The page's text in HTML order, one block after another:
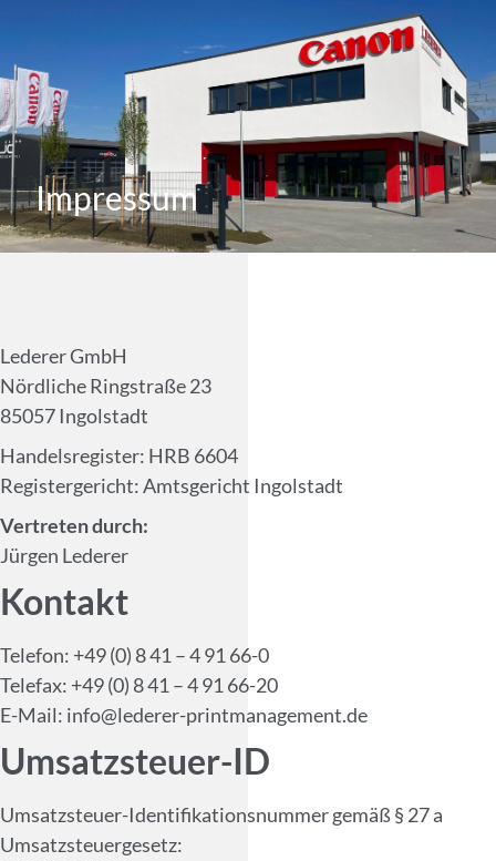
Impressum
Lederer GmbH
Nördliche Ringstraße 23
85057 Ingolstadt
Handelsregister: HRB 6604
Registergericht: Amtsgericht Ingolstadt
Vertreten durch:
Jürgen Lederer
Kontakt
Telefon: +49 (0) 8 41 – 4 91 66-0
Telefax: +49 (0) 8 41 – 4 91 66-20
E-Mail: info@lederer-printmanagement.de
Umsatzsteuer-ID
Umsatzsteuer-Identifikationsnummer gemäß § 27 a
Umsatzsteuergesetz: